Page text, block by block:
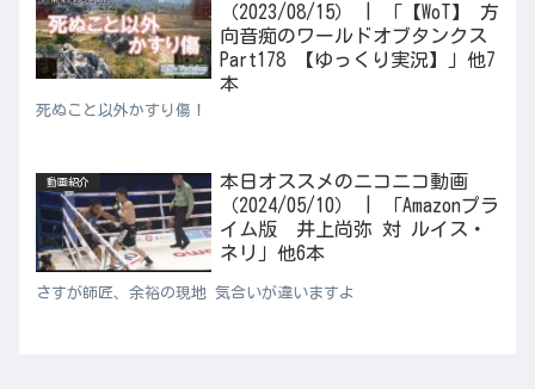
（2023/08/15） | 「【WoT】 方
向音痴のワールドオブタンクス
Part178 【ゆっくり実況】」他7
本
死ぬこと以外かすり傷！
動画紹介
本日オススメのニコニコ動画
（2024/05/10） | 「Amazonプラ
イム版 井上尚弥 対 ルイス・
ネリ」他6本
さすが師匠、余裕の現地 気合いが違いますよ